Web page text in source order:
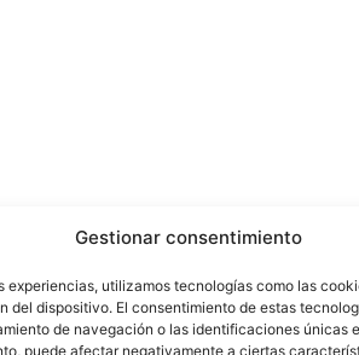
Gestionar consentimiento
experiencias, utilizamos tecnologías como las
del dispositivo. El consentimiento de estas
de navegación o las identificaciones únicas
puede afectar negativamente a ciertas